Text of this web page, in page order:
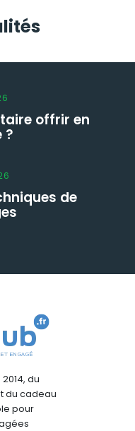
offrir en
?
de
du
du cadeau
pour